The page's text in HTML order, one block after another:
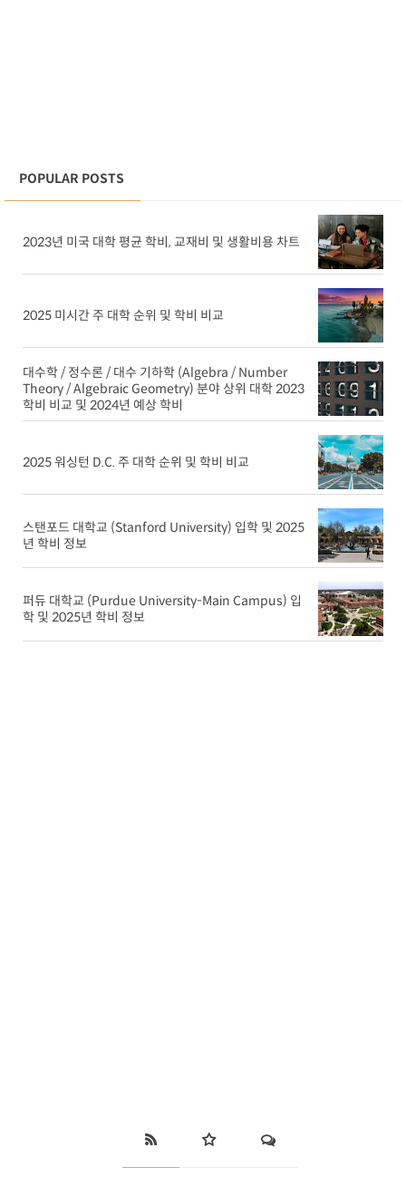
POPULAR POSTS
2023년 미국 대학 평균 학비, 교재비 및 생활비용 차트
2025 미시간 주 대학 순위 및 학비 비교
대수학 / 정수론 / 대수 기하학 (Algebra / Number
Theory / Algebraic Geometry) 분야 상위 대학 2023
학비 비교 및 2024년 예상 학비
2025 워싱턴 D.C. 주 대학 순위 및 학비 비교
스탠포드 대학교 (Stanford University) 입학 및 2025
년 학비 정보
퍼듀 대학교 (Purdue University-Main Campus) 입
학 및 2025년 학비 정보